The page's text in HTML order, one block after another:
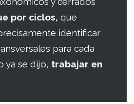
por ciclos, que
identificar
para cada
ya se dijo, trabajar en